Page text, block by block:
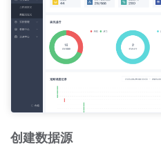
创建数据源